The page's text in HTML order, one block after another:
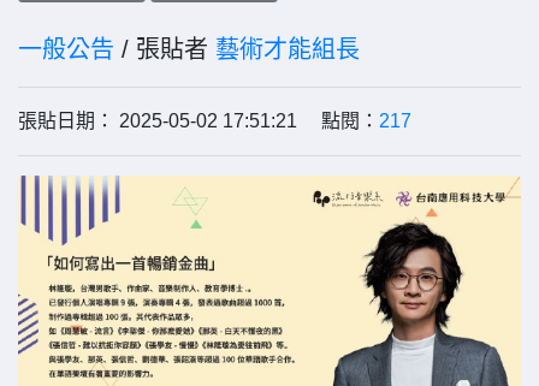
一般公告 / 張貼者 藝術才能組長
張貼日期： 2025-05-02 17:51:21 點閱： 217